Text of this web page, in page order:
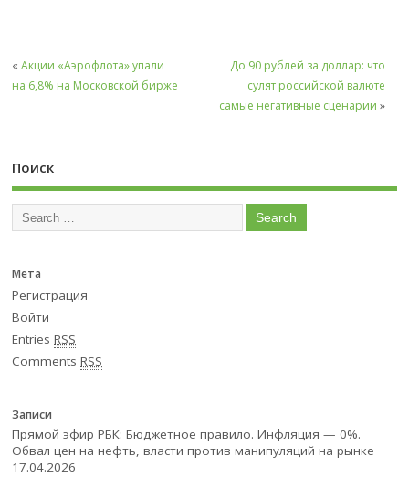
«Акции «Аэрофлота» упали
на 6,8% на Московской бирже
До 90 рублей за доллар: что
сулят российской валюте
самые негативные сценарии »
Поиск
Мета
Регистрация
Войти
EntriesRSS
CommentsRSS
Записи
Прямой эфир РБК: Бюджетное правило. Инфляция — 0%.
Обвал цен на нефть, власти против манипуляций на рынке
17.04.2026